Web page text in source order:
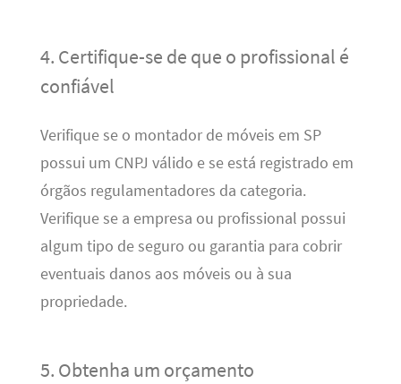
4. Certifique-se de que o profissional é
confiável
Verifique se o montador de móveis em SP
possui um CNPJ válido e se está registrado em
órgãos regulamentadores da categoria.
Verifique se a empresa ou profissional possui
algum tipo de seguro ou garantia para cobrir
eventuais danos aos móveis ou à sua
propriedade.
5. Obtenha um orçamento